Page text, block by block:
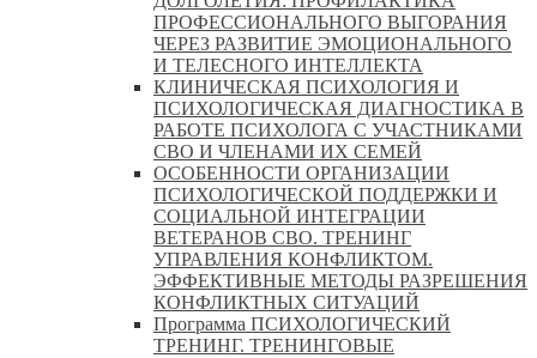
ПРОФЕССИОНАЛЬНОГО ВЫГОРАНИЯ
ЧЕРЕЗ РАЗВИТИЕ ЭМОЦИОНАЛЬНОГО
И ТЕЛЕСНОГО ИНТЕЛЛЕКТА
КЛИНИЧЕСКАЯ ПСИХОЛОГИЯ И
ПСИХОЛОГИЧЕСКАЯ ДИАГНОСТИКА В
РАБОТЕ ПСИХОЛОГА С УЧАСТНИКАМИ
СВО И ЧЛЕНАМИ ИХ СЕМЕЙ
ОСОБЕННОСТИ ОРГАНИЗАЦИИ
ПСИХОЛОГИЧЕСКОЙ ПОДДЕРЖКИ И
СОЦИАЛЬНОЙ ИНТЕГРАЦИИ
ВЕТЕРАНОВ СВО. ТРЕНИНГ
УПРАВЛЕНИЯ КОНФЛИКТОМ.
ЭФФЕКТИВНЫЕ МЕТОДЫ РАЗРЕШЕНИЯ
КОНФЛИКТНЫХ СИТУАЦИЙ
Программа ПСИХОЛОГИЧЕСКИЙ
ТРЕНИНГ. ТРЕНИНГОВЫЕ